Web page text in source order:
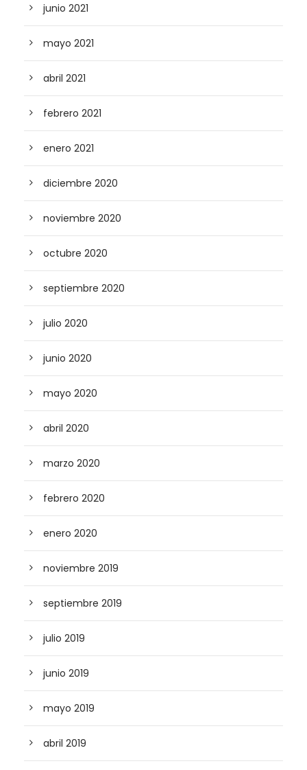
junio 2021
mayo 2021
abril 2021
febrero 2021
enero 2021
diciembre 2020
noviembre 2020
octubre 2020
septiembre 2020
julio 2020
junio 2020
mayo 2020
abril 2020
marzo 2020
febrero 2020
enero 2020
noviembre 2019
septiembre 2019
julio 2019
junio 2019
mayo 2019
abril 2019